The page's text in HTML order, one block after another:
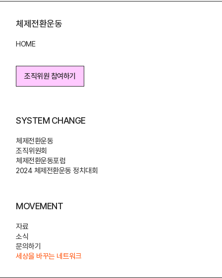
체제전환운동
HOME
조직위원 참여하기
SYSTEM CHANGE
체제전환운동
조직위원회
체제전환운동포럼
2024 체제전환운동 정치대회
MOVEMENT
자료
소식
문의하기
세상을 바꾸는 네트워크